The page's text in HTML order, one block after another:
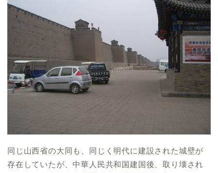
同じ山西省の大同も、同じく明代に建設された城壁が
存在していたが、中華人民共和国建国後、取り壊され